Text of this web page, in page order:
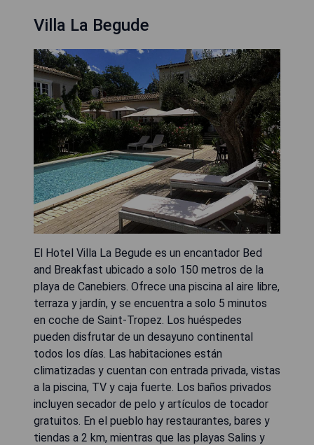
Villa La Begude
El Hotel Villa La Begude es un encantador Bed
and Breakfast ubicado a solo 150 metros de la
playa de Canebiers. Ofrece una piscina al aire libre,
terraza y jardín, y se encuentra a solo 5 minutos
en coche de Saint-Tropez. Los huéspedes
pueden disfrutar de un desayuno continental
todos los días. Las habitaciones están
climatizadas y cuentan con entrada privada, vistas
a la piscina, TV y caja fuerte. Los baños privados
incluyen secador de pelo y artículos de tocador
gratuitos. En el pueblo hay restaurantes, bares y
tiendas a 2 km, mientras que las playas Salins y